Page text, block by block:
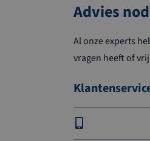
Advies
Al onze experts
vragen heeft of